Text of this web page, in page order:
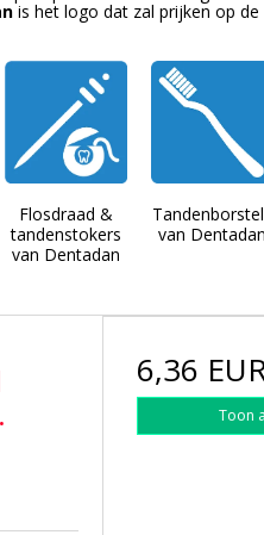
is het logo dat zal prijken op de
Flosdraad &
tandenstokers
van Dentadan
van Dentadan
6,36
Toon